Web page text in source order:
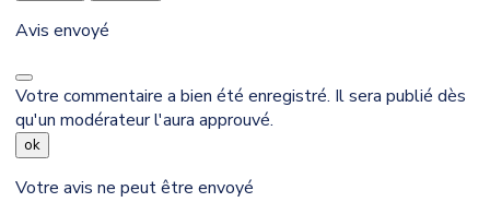
Avis envoyé
Votre commentaire a bien été enregistré. Il sera publié dès
qu'un modérateur l'aura approuvé.
ok
Votre avis ne peut être envoyé